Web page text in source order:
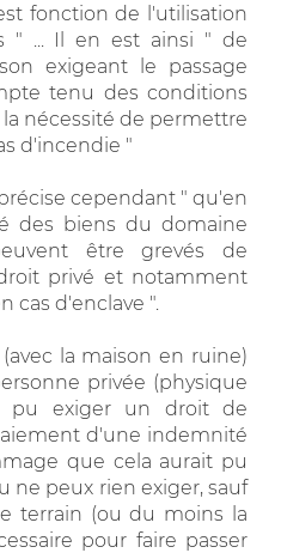
fonction de l'utilisation
" ... Il en est ainsi " de
exigeant le passage
tenu des conditions
nécessité de permettre
d'incendie "
cependant " qu'en
des biens du domaine
être grevés de
privé et notamment
cas d'enclave ".
la maison en ruine)
privée (physique
pu exiger un droit de
d'une indemnité
que cela aurait pu
ne peux rien exiger, sauf
terrain (ou du moins la
pour faire passer